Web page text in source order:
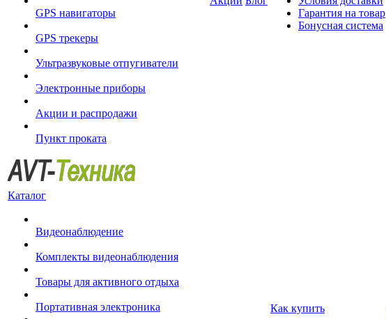
GPS навигаторы
GPS трекеры
Ультразвуковые отпугиватели
Электронные приборы
Акции и распродажи
Пункт проката
Гарантия на товар
Бонусная система
Каталог
Видеонаблюдение
Комплекты видеонаблюдения
Товары для активного отдыха
Портативная электроника
Как купить